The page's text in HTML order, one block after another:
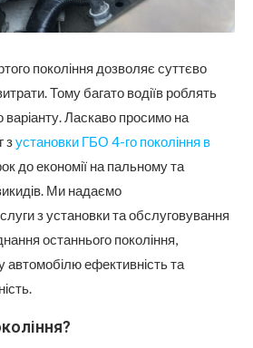
покоління дозволяє суттєво
Тому багато водіїв роблять
Ласкаво просимо на
зустановки ГБО 4-го покоління в
до економії на пальному та
Ми надаємо
з установки та обслуговування
останнього покоління,
ефективність та